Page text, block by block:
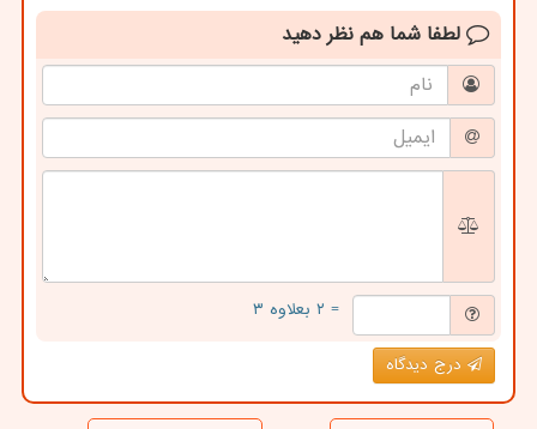
لطفا شما هم نظر دهید
= ۲ بعلاوه ۳
درج دیدگاه